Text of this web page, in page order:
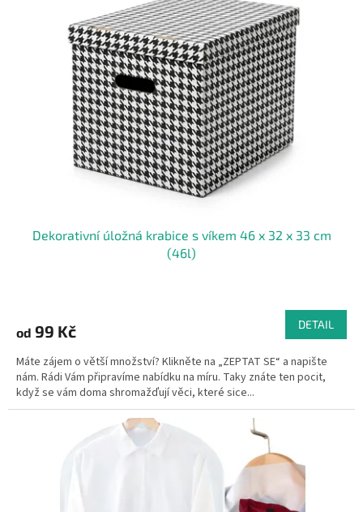
Dekorativní úložná krabice s víkem 46 x 32 x 33 cm
(46l)
od 99 Kč DETAIL
Máte zájem o větší množství? Klikněte na „ZEPTAT SE“ a napište
nám. Rádi Vám připravíme nabídku na míru. Taky znáte ten pocit,
když se vám doma shromažďují věci, které sice...